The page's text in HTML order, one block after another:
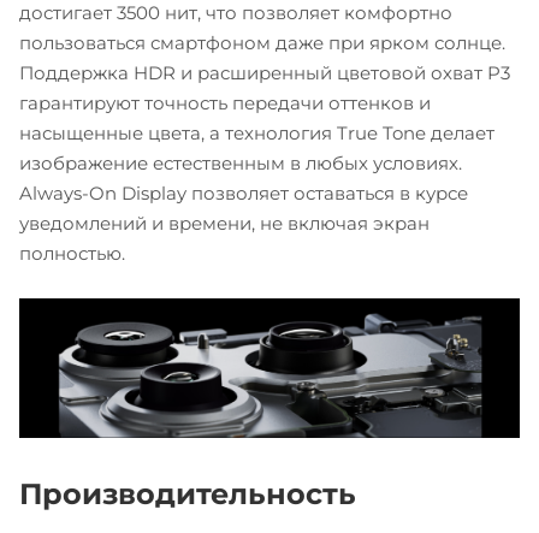
достигает 3500 нит, что позволяет комфортно
пользоваться смартфоном даже при ярком солнце.
Поддержка HDR и расширенный цветовой охват P3
гарантируют точность передачи оттенков и
насыщенные цвета, а технология True Tone делает
изображение естественным в любых условиях.
Always-On Display позволяет оставаться в курсе
уведомлений и времени, не включая экран
полностью.
Производительность